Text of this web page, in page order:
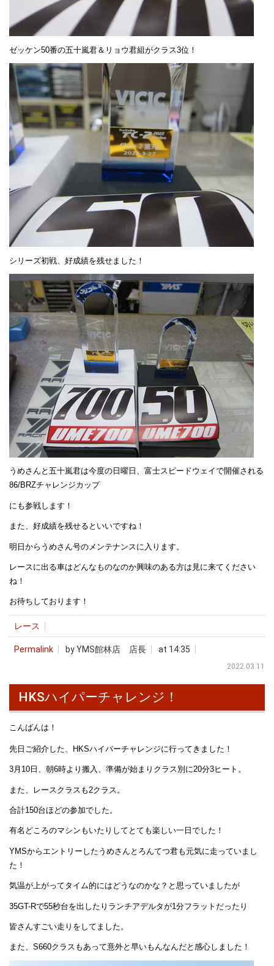
ゼッケン50番の五十嵐君＆リョウ君組がクラス3位！
シリーズ初戦、好成績を残せました！
うめさんと五十嵐君は今度の日曜日、富士スピードウェイで開催される
86/BRZチャレンジカップ
にも参戦します！
また、好成績を残せるといいですね！
明日からうめさん号のメンテナンスに入ります。
レースに出る車はどんなものなのか興味のある方は見に来てください
ね！
お待ちしております！
レース
Permalink by YMS館林店 店長 at 14:35
2022.03.11
HKSハイパーチャレンジ！
こんばんは！
先日ご紹介した、HKSハイパーチャレンジに行ってきました！
3月10日、朝6時より搬入、準備が始まりクラス別に20分3ヒート。
また、レースクラスも2クラス。
合計150台ほどの参加でした。
有名どころのマシンもいたりしてとても楽しい一日でした！
YMSからエントリーしたうめさんとろんてつ君も元気に走っていまし
た！
気温が上がってタイム的にはどうなのかな？と思っていましたが
35GT-Rで55秒台を出したりランチアデルタが1分フラットだったり
皆さんすごい走りをしてました。
また、S660クラスもあって意外と早いもんなんだと感心しました！